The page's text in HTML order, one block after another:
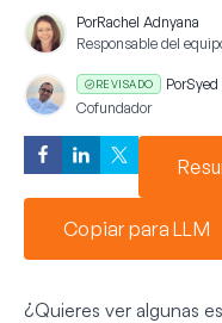
PorRachel Adnyana
Responsable del
REVISADO PorSyed
Cofundador
Copiar para LLM
¿Quieres ver algunas